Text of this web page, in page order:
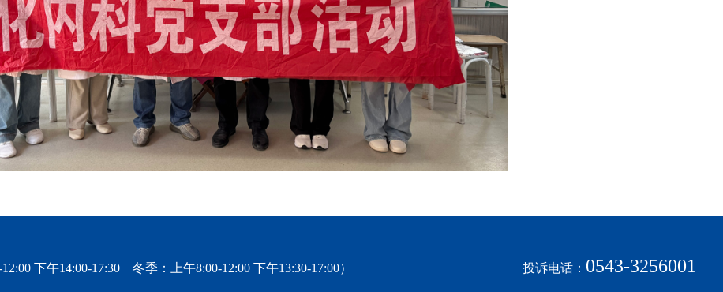
12:00 下午14:00-17:30 冬季：上午8:00-12:00 下午13:30-17:00） 投诉电话： 0543-3256001